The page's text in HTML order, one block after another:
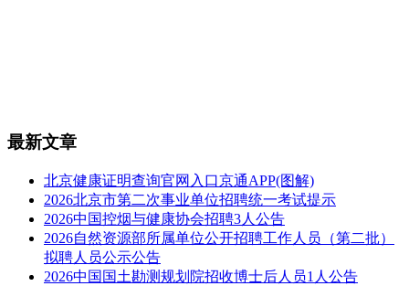
最新文章
北京健康证明查询官网入口京通APP(图解)
2026北京市第二次事业单位招聘统一考试提示
2026中国控烟与健康协会招聘3人公告
2026自然资源部所属单位公开招聘工作人员（第二批）
拟聘人员公示公告
2026中国国土勘测规划院招收博士后人员1人公告